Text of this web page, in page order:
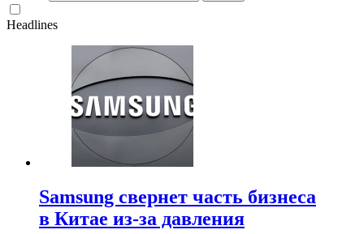
Headlines
Samsung свернет часть бизнеса
в Китае из-за давления